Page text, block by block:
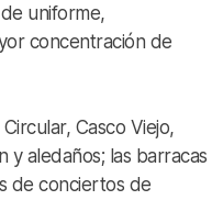
uniforme,
concentración de
Casco Viejo,
y aledaños; las barracas
de conciertos de